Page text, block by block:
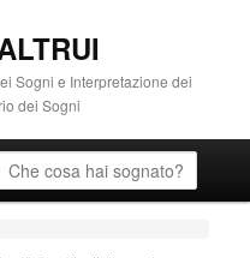
Sogni e Interpretazione dei
dei Sogni